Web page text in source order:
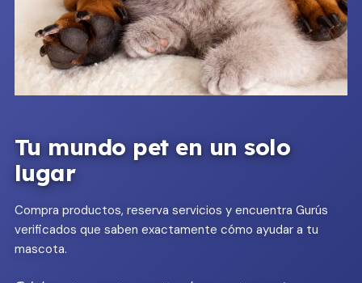
Tu mundo pet en un solo
lugar
Compra productos, reserva servicios y encuentra Gurús
verificados que saben exactamente cómo ayudar a tu
mascota.